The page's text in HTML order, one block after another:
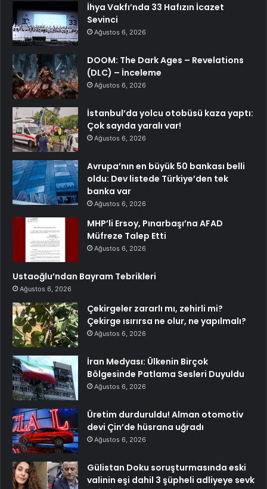
İhya Vakfı’nda 33 Hafızın İcazet
Sevinci
Ağustos 6, 2026
DOOM: The Dark Ages – Revelations
(DLC) – İnceleme
Ağustos 6, 2026
İstanbul’da yolcu otobüsü kaza yaptı:
Çok sayıda yaralı var!
Ağustos 6, 2026
Avrupa’nın en büyük 50 bankası belli
oldu: Dev listede Türkiye’den tek
banka var
Ağustos 6, 2026
MHP’li Ersoy, Pınarbaşı’na AFAD
Müfreze Talep Etti
Ağustos 6, 2026
Ustaoğlu’ndan Bayram Tebrikleri
Ağustos 6, 2026
Çekirgeler zararlı mı, zehirli mi?
Çekirge ısırırsa ne olur, ne yapılmalı?
Ağustos 6, 2026
İran Medyası: Ülkenin Birçok
Bölgesinde Patlama Sesleri Duyuldu
Ağustos 6, 2026
Üretim durduruldu! Alman otomotiv
devi Çin’de hüsrana uğradı
Ağustos 6, 2026
Gülistan Doku soruşturmasında eski
valinin eşi dahil 3 şüpheli adliyeye sevk